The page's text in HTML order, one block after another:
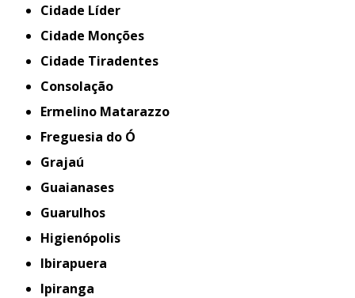
Cidade Líder
Cidade Monções
Cidade Tiradentes
Consolação
Ermelino Matarazzo
Freguesia do Ó
Grajaú
Guaianases
Guarulhos
Higienópolis
Ibirapuera
Ipiranga